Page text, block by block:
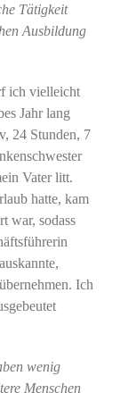
Tätigkeit
Ausbildung
ich vielleicht
Jahr lang
24 Stunden, 7
Vater litt.
hatte, kam
war, sodass
Ich
wenig
Menschen